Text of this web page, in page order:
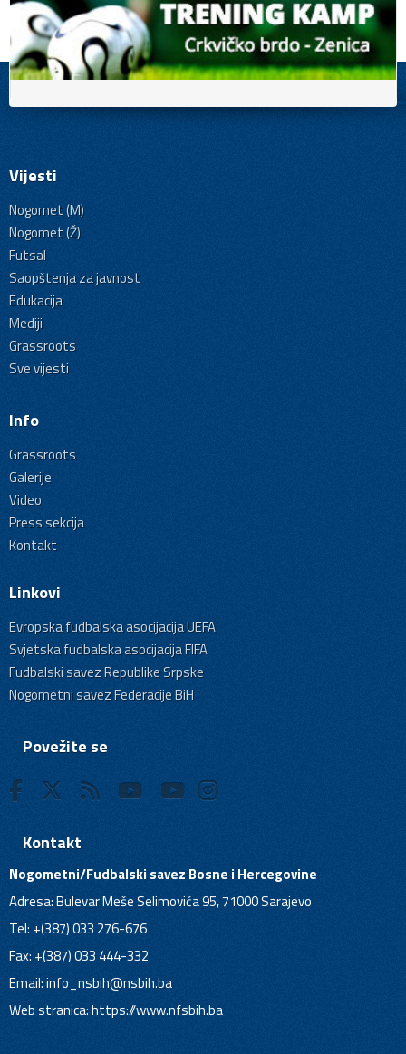
Vijesti
Nogomet (M)
Nogomet (Ž)
Futsal
Saopštenja za javnost
Edukacija
Mediji
Grassroots
Sve vijesti
Info
Grassroots
Galerije
Video
Press sekcija
Kontakt
Linkovi
Evropska fudbalska asocijacija UEFA
Svjetska fudbalska asocijacija FIFA
Fudbalski savez Republike Srpske
Nogometni savez Federacije BiH
Povežite se
Kontakt
Nogometni/Fudbalski savez Bosne i Hercegovine
Adresa: Bulevar Meše Selimovića 95, 71000 Sarajevo
Tel: +(387) 033 276-676
Fax: +(387) 033 444-332
Email:info_nsbih@nsbih.ba
Web stranica: https://www.nfsbih.ba